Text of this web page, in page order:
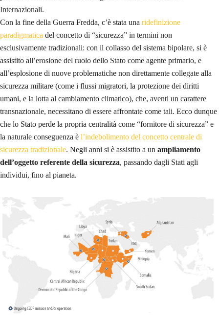
Internazionali.
Con la fine della Guerra Fredda, c’è stata una ridefinizione
paradigmatica del concetto di “sicurezza” in termini non
esclusivamente tradizionali: con il collasso del sistema bipolare, si è
assistito all’erosione del ruolo dello Stato come agente primario, e
all’esplosione di nuove problematiche non direttamente collegate alla
sicurezza militare (come i flussi migratori, la protezione dei diritti
umani, e la lotta al cambiamento climatico), che, aventi un carattere
transnazionale, necessitano di essere affrontate come tali. Ecco dunque
che lo Stato perde la propria centralità come “fornitore di sicurezza” e
la naturale conseguenza è l’indebolimento del concetto centrale di
sicurezza tradizionale. Negli anni si è assistito a un ampliamento
dell’oggetto referente della sicurezza, passando dagli Stati agli
individui, fino al pianeta.